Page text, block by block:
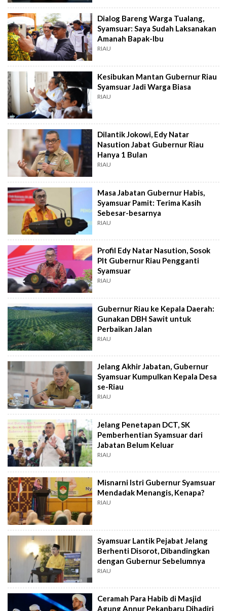
Dialog Bareng Warga Tualang,
Syamsuar: Saya Sudah Laksanakan
Amanah Bapak-Ibu
RIAU
Kesibukan Mantan Gubernur Riau
Syamsuar Jadi Warga Biasa
RIAU
Dilantik Jokowi, Edy Natar
Nasution Jabat Gubernur Riau
Hanya 1 Bulan
RIAU
Masa Jabatan Gubernur Habis,
Syamsuar Pamit: Terima Kasih
Sebesar-besarnya
RIAU
Profil Edy Natar Nasution, Sosok
Plt Gubernur Riau Pengganti
Syamsuar
RIAU
Gubernur Riau ke Kepala Daerah:
Gunakan DBH Sawit untuk
Perbaikan Jalan
RIAU
Jelang Akhir Jabatan, Gubernur
Syamsuar Kumpulkan Kepala Desa
se-Riau
RIAU
Jelang Penetapan DCT, SK
Pemberhentian Syamsuar dari
Jabatan Belum Keluar
RIAU
Misnarni Istri Gubernur Syamsuar
Mendadak Menangis, Kenapa?
RIAU
Syamsuar Lantik Pejabat Jelang
Berhenti Disorot, Dibandingkan
dengan Gubernur Sebelumnya
RIAU
Ceramah Para Habib di Masjid
Agung Annur Pekanbaru Dihadiri